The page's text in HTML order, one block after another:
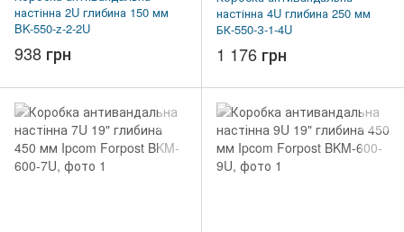
настінна 2U глибина 150 мм
BK-550-z-2-2U
938 грн
настінна 4U глибина 250 мм
БК-550-З-1-4U
1 176 грн